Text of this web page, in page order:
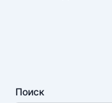
Поиск